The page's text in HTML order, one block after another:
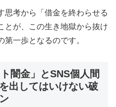
思考から「借金を終わらせる
とが、この生き地獄から抜け
一歩となるのです。
闇金」とSNS個人間
出してはいけない破